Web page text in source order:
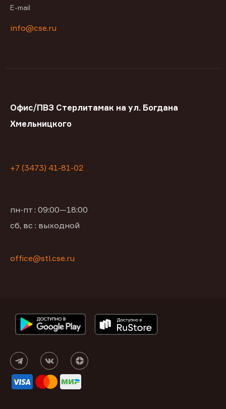
E-mail
info@cse.ru
Офис/ПВЗ Стерлитамак на ул. Богдана
Хмельницкого
+7 (3473) 41-81-02
пн-пт : 09:00—18:00
сб, вс : выходной
office@stl.cse.ru